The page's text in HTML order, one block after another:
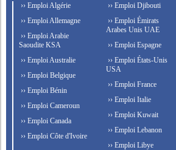
›› Emploi Algérie
›› Emploi Allemagne
›› Emploi Arabie
Saoudite KSA
›› Emploi Australie
›› Emploi Belgique
›› Emploi Bénin
›› Emploi Cameroun
›› Emploi Canada
›› Emploi Côte d'Ivoire
›› Emploi Djibouti
›› Emploi Émirats
Arabes Unis UAE
›› Emploi Espagne
›› Emploi États-Unis
USA
›› Emploi France
›› Emploi Italie
›› Emploi Kuwait
›› Emploi Lebanon
›› Emploi Libye